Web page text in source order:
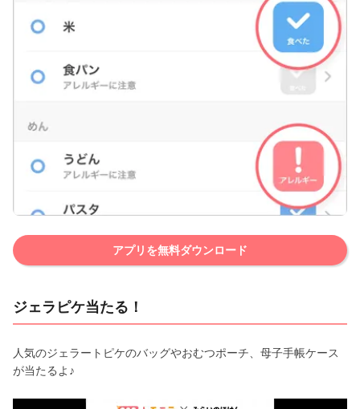
アプリを無料ダウンロード
ジェラピケ当たる！
人気のジェラートピケのバッグやおむつポーチ、母子手帳ケース
が当たるよ♪